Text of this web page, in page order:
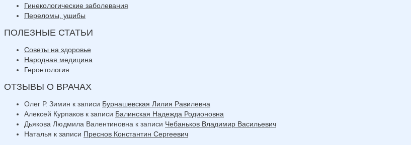
Гинекологические заболевания
Переломы, ушибы
ПОЛЕЗНЫЕ СТАТЬИ
Советы на здоровье
Народная медицина
Геронтология
ОТЗЫВЫ О ВРАЧАХ
Олег Р. Зимин к записи Бурнашевская Лилия Равилевна
Алексей Курпаков к записи Балинская Надежда Родионовна
Дьякова Людмила Валентиновна к записи Чебаньков Владимир Васильевич
Наталья к записи Преснов Константин Сергеевич